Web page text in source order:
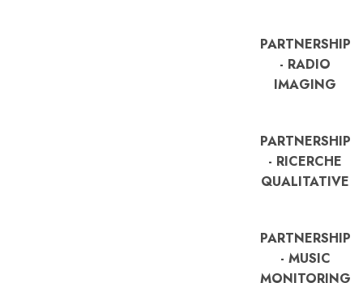
PARTNERSHIP
- RADIO
IMAGING
PARTNERSHIP
- RICERCHE
QUALITATIVE
PARTNERSHIP
- MUSIC
MONITORING